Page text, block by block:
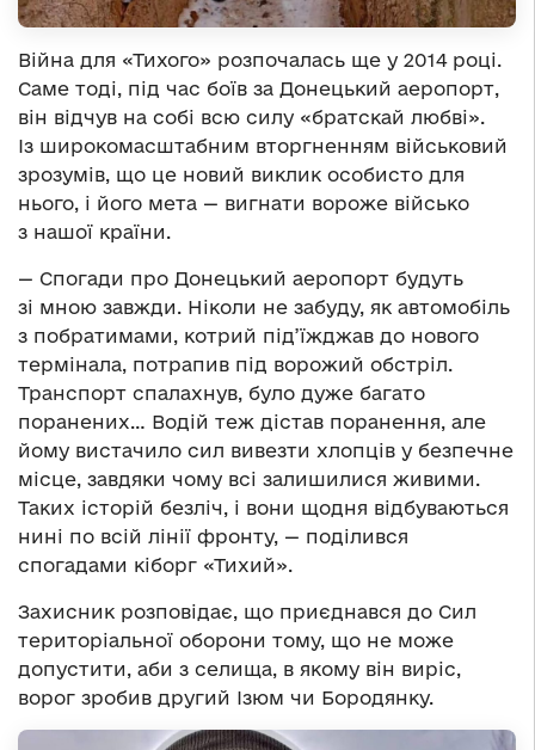
Війна для «Тихого» розпочалась ще у 2014 році.
Саме тоді, під час боїв за Донецький аеропорт,
він відчув на собі всю силу «братскай любві».
Із широкомасштабним вторгненням військовий
зрозумів, що це новий виклик особисто для
нього, і його мета — вигнати вороже військо
з нашої країни.
— Спогади про Донецький аеропорт будуть
зі мною завжди. Ніколи не забуду, як автомобіль
з побратимами, котрий під’їжджав до нового
термінала, потрапив під ворожий обстріл.
Транспорт спалахнув, було дуже багато
поранених… Водій теж дістав поранення, але
йому вистачило сил вивезти хлопців у безпечне
місце, завдяки чому всі залишилися живими.
Таких історій безліч, і вони щодня відбуваються
нині по всій лінії фронту, — поділився
спогадами кіборг «Тихий».
Захисник розповідає, що приєднався до Сил
територіальної оборони тому, що не може
допустити, аби з селища, в якому він виріс,
ворог зробив другий Ізюм чи Бородянку.